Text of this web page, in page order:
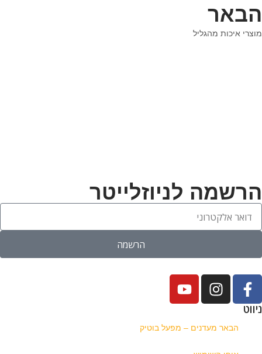
הבאר
מוצרי איכות מהגליל
הרשמה לניוזלייטר
הרשמה
ניווט
הבאר מעדנים – מפעל בוטיק